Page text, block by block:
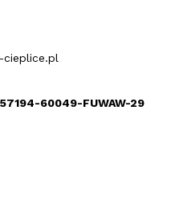
cieplice.pl
60049-FUWAW-29